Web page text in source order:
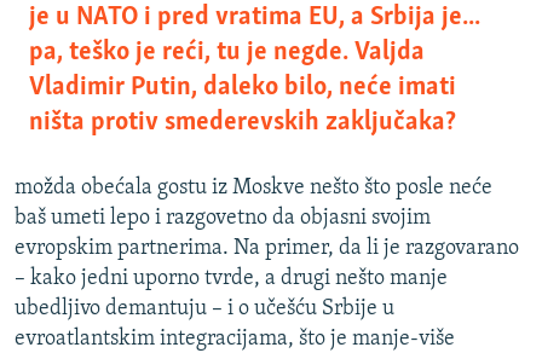
je u NATO i pred vratima EU, a Srbija je...
pa, teško je reći, tu je negde. Valjda
Vladimir Putin, daleko bilo, neće imati
ništa protiv smederevskih zaključaka?
možda obećala gostu iz Moskve nešto što posle neće
baš umeti lepo i razgovetno da objasni svojim
evropskim partnerima. Na primer, da li je razgovarano
– kako jedni uporno tvrde, a drugi nešto manje
ubedljivo demantuju – i o učešću Srbije u
evroatlantskim integracijama, što je manje-više